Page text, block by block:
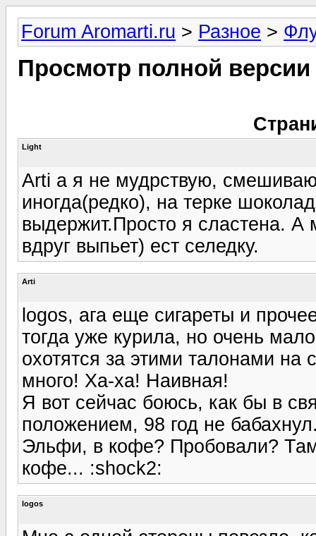
Forum Aromarti.ru > Разное >
Просмотр полной
Light
Arti а я не мудрствую,
иногда(редко), на терке
выдержит.Просто я сластена. А
вдруг выпьет) ест селедку.
Arti
logos, ага еще сигареты и
тогда уже курила, но очень
охотятся за этими талонами на
много! Ха-ха! Наивная!
Я вот сейчас боюсь, как бы в
положением, 98 год не
Эльфи, в кофе? Пробовали?
кофе... :shock2:
logos